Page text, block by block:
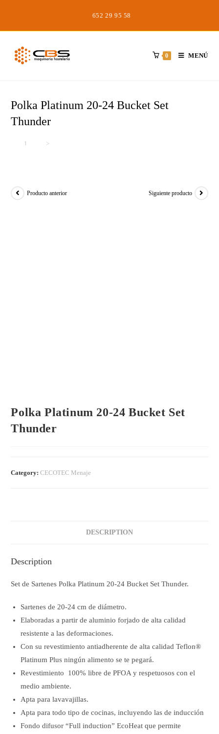
contenido
652 29 95 58
0 MENÚ
Polka Platinum 20-24 Bucket Set
Thunder
>
Producto anterior Siguiente producto
Polka Platinum 20-24 Bucket Set
Thunder
Category:CECOTEC Menaje
DESCRIPTION
Description
Set de Sartenes Polka Platinum 20-24 Bucket Set Thunder.
Sartenes de 20-24 cm de diámetro.
Elaboradas a partir de aluminio forjado de alta calidad
resistente a las deformaciones.
Con su revestimiento antiadherente de alta calidad Teflon®
Platinum Plus ningún alimento se te pegará.
Revestimiento 100% libre de PFOA y respetuosos con el
medio ambiente.
Apta para lavavajillas.
Apta para todo tipo de cocinas, incluyendo las de inducción
Fondo difusor “Full induction” EcoHeat que permite